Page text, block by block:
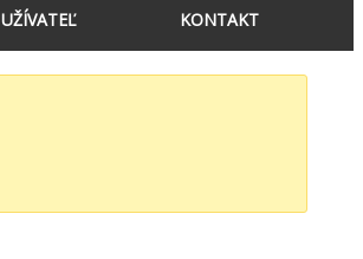
UŽÍVATEĽ KONTAKT